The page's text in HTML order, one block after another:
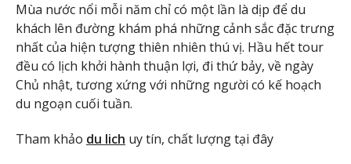
Mùa nước nổi mỗi năm chỉ có một lần là dịp để du
khách lên đường khám phá những cảnh sắc đặc trưng
nhất của hiện tượng thiên nhiên thú vị. Hầu hết tour
đều có lịch khởi hành thuận lợi, đi thứ bảy, về ngày
Chủ nhật, tương xứng với những người có kế hoạch
du ngoạn cuối tuần.
Tham khảo du lich uy tín, chất lượng tại đây